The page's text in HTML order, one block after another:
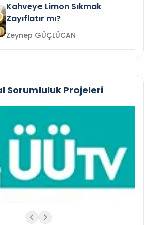
Kahveye Limon Sıkmak
Zayıflatır mı?
Zeynep GÜÇLÜCAN
Sorumluluk Projeleri